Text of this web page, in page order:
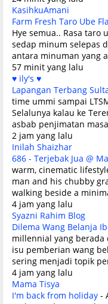
KasihkuAmani
Farm Fresh Taro Ube
Hye semua.. Rasa taro
sedap minum selepas
antara minuman yang
57 minit yang lalu
♥ ily's ♥
Lapangan Terbang
time ummi sampai
Selalunya kalau ke
asbab penjimatan
2 jam yang lalu
Inilah Shaizhar
686 - Terjebak Jua @
warm, cinematic
man and his chubby
walking beside a
4 jam yang lalu
Syazni Rahim Blog
Dilema Wang Belanja
millennial yang
isu pemberian wang
sering menjadi topik
4 jam yang lalu
Mama Tisya
I'm back from holiday -